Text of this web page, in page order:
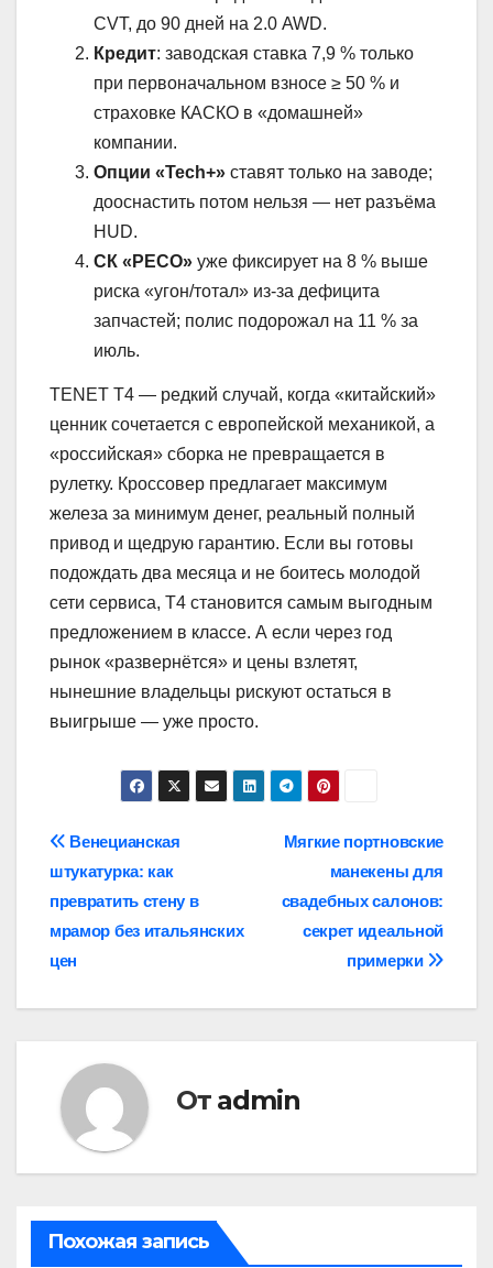
CVT, до 90 дней на 2.0 AWD.
Кредит: заводская ставка 7,9 % только
при первоначальном взносе ≥ 50 % и
страховке КАСКО в «домашней»
компании.
Опции «Tech+» ставят только на заводе;
дооснастить потом нельзя — нет разъёма
HUD.
СК «РЕСО» уже фиксирует на 8 % выше
риска «угон/тотал» из-за дефицита
запчастей; полис подорожал на 11 % за
июль.
TENET T4 — редкий случай, когда «китайский»
ценник сочетается с европейской механикой, а
«российская» сборка не превращается в
рулетку. Кроссовер предлагает максимум
железа за минимум денег, реальный полный
привод и щедрую гарантию. Если вы готовы
подождать два месяца и не боитесь молодой
сети сервиса, T4 становится самым выгодным
предложением в классе. А если через год
рынок «развернётся» и цены взлетят,
нынешние владельцы рискуют остаться в
выигрыше — уже просто.
Навигация
по
записям
Мягкие портновские
манекены для
свадебных салонов:
секрет идеальной
примерки
Венецианская
штукатурка: как
превратить стену в
мрамор без итальянских
цен
От admin
Похожая запись